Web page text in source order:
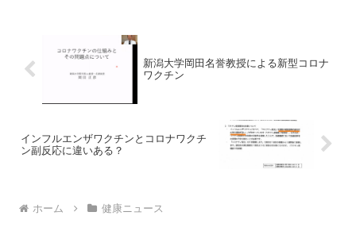
新潟大学岡田名誉教授による新型コロナ
ワクチン
インフルエンザワクチンとコロナワクチ
ン副反応に違いある？
ホーム 健康ニュース